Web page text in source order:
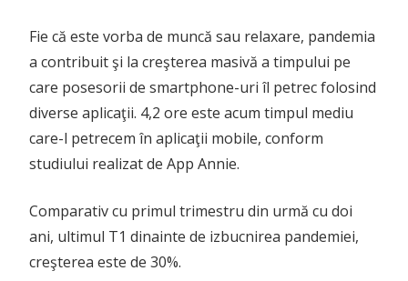
Fie că este vorba de muncă sau relaxare, pandemia
a contribuit şi la creşterea masivă a timpului pe
care posesorii de smartphone-uri îl petrec folosind
diverse aplicaţii. 4,2 ore este acum timpul mediu
care-l petrecem în aplicaţii mobile, conform
studiului realizat de App Annie.
Comparativ cu primul trimestru din urmă cu doi
ani, ultimul T1 dinainte de izbucnirea pandemiei,
creşterea este de 30%.